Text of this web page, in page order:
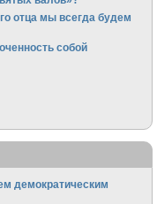
отца мы всегда будем
собой
демократическим